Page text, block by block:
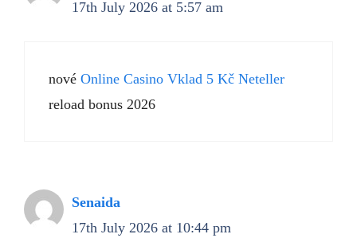
17th July 2026 at 5:57 am
nové Online Casino Vklad 5 Kč Neteller
reload bonus 2026
Senaida
17th July 2026 at 10:44 pm